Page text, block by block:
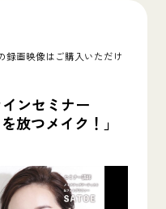
録画映像はご購入いただけ
ンセミナー
放つメイク！ 」